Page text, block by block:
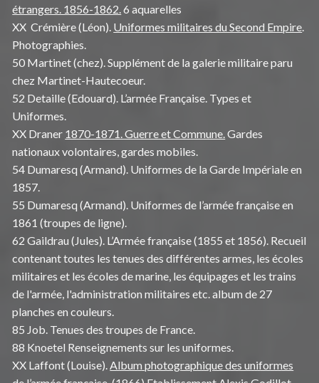
étrangers. 1856-1862.6 aquarelles
XX Crémière (Léon). Uniformes militaires du Second Empire.
Photographies.
50 Martinet (chez). Supplément de la galerie militaire paru
chez Martinet-Hautecoeur.
52 Detaille (Edouard). L’armée Française. Types et
Uniformes.
XX Draner 1870-1871. Guerre et Commune.Gardes
nationaux volontaires, gardes mobiles.
54 Dumaresq (Armand). Uniformes de la Garde Impériale en
1857.
55 Dumaresq (Armand). Uniformes de l’armée française en
1861 (troupes de ligne).
62 Gaildrau (Jules). L’Armée française (1855 et 1856). Recueil
contenant toutes les tenues des différentes armes, les écoles
militaires et les écoles de marine, les équipages et les trains
de l'armée, l'administration militaires etc. album de 27
planches en couleurs.
85 Job. Tenues des troupes de France.
88 Knoetel Renseignements sur les uniformes.
XX Laffont (Louise).Album photographique des uniformes